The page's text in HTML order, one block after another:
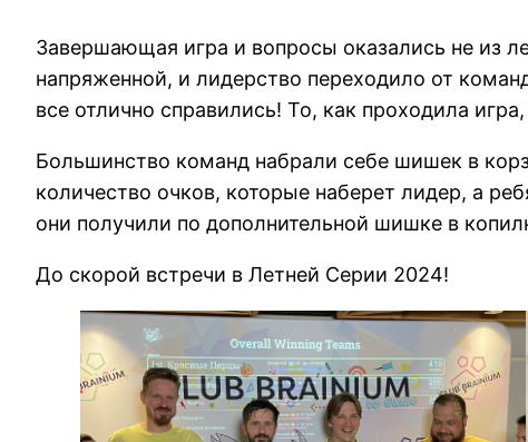
Завершающая игра и вопросы оказались не из
напряженной, и лидерство переходило от
все отлично справились! То, как проходила
Большинство команд набрали себе шишек в
количество очков, которые наберет лидер, а
они получили по дополнительной шишке в
До скорой встречи в Летней Серии 2024!